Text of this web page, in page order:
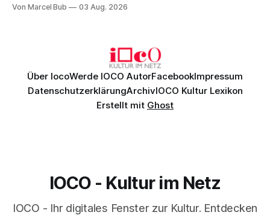
exzellentes Sängerensemble begeisterten. Die KI-geprägte
Von Marcel Bub 03 Aug. 2026
Über IocoWerde IOCO AutorFacebookImpressum
DatenschutzerklärungArchivIOCO Kultur Lexikon
Erstellt mit Ghost
IOCO - Kultur im Netz
IOCO - Ihr digitales Fenster zur Kultur. Entdecken